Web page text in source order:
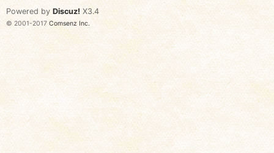
Powered by Discuz! X3.4
© 2001-2017 Comsenz Inc.